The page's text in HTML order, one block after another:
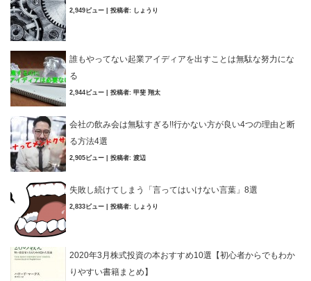
2,949ビュー 投稿者: しょうり
誰もやってない起業アイディアを出すことは無駄な努力にな
る
2,944ビュー 投稿者: 甲斐 翔太
会社の飲み会は無駄すぎる!!行かない方が良い4つの理由と断
る方法4選
2,905ビュー 投稿者: 渡辺
失敗し続けてしまう「言ってはいけない言葉」8選
2,833ビュー 投稿者: しょうり
2020年3月株式投資の本おすすめ10選【初心者からでもわか
りやすい書籍まとめ】